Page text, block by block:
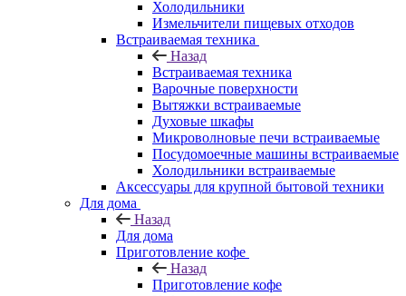
Холодильники
Измельчители пищевых отходов
Встраиваемая техника
Назад
Встраиваемая техника
Варочные поверхности
Вытяжки встраиваемые
Духовые шкафы
Микроволновые печи встраиваемые
Посудомоечные машины встраиваемые
Холодильники встраиваемые
Аксессуары для крупной бытовой техники
Для дома
Назад
Для дома
Приготовление кофе
Назад
Приготовление кофе